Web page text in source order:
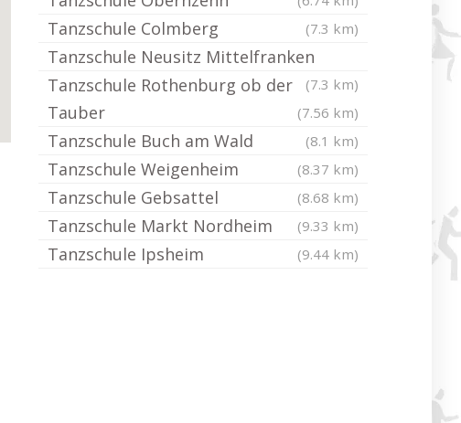
Tanzschule Colmberg (7.3 km)
Tanzschule Neusitz Mittelfranken
(7.3 km)
Tanzschule Rothenburg ob der
Tauber
(7.56 km)
Tanzschule Buch am Wald (8.1 km)
Tanzschule Weigenheim (8.37 km)
Tanzschule Gebsattel (8.68 km)
Tanzschule Markt Nordheim (9.33 km)
Tanzschule Ipsheim (9.44 km)